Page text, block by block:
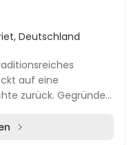
Deutschland
auf eine
zurück. Gegründet